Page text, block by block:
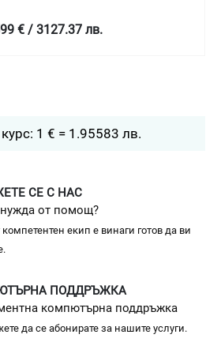
€ / 3518.54 лв.
1 € = 1.95583 лв.
СЕ С НАС
от помощ?
екип е винаги готов да ви
ПОДДРЪЖКА
компютърна поддръжка
да се абонирате за нашите услуги.